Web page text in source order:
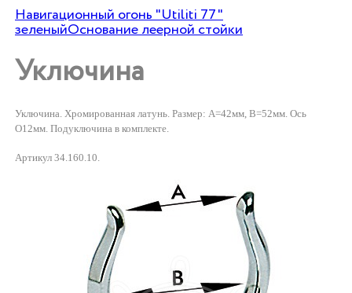
Навигационный огонь "Utiliti 77"
зеленыйОснование леерной стойки
Уключина
Уключина. Хромированная латунь. Размер: А=42мм, В=52мм. Ось
O12мм. Подуключина в комплекте.
Артикул 34.160.10.